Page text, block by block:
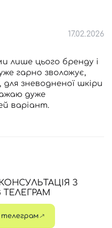
17.02.2026
лише цього бренду і
гарно зволожує,
зневодненої шкіри
дуже
варіант.
З
ТЕЛЕГРАМ